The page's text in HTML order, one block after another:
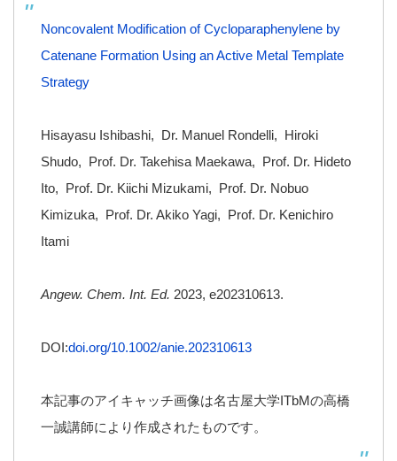
Noncovalent Modification of Cycloparaphenylene by
Catenane Formation Using an Active Metal Template
Strategy
Hisayasu Ishibashi, Dr. Manuel Rondelli, Hiroki
Shudo, Prof. Dr. Takehisa Maekawa, Prof. Dr. Hideto
Ito, Prof. Dr. Kiichi Mizukami, Prof. Dr. Nobuo
Kimizuka, Prof. Dr. Akiko Yagi, Prof. Dr. Kenichiro
Itami
Angew. Chem. Int. Ed. 2023, e202310613.
DOI:doi.org/10.1002/anie.202310613
本記事のアイキャッチ画像は名古屋大学ITbMの高橋
一誠講師により作成されたものです。